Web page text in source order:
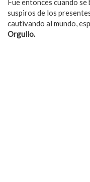
Fue entonces cuando
suspiros de los
cautivando al mundo,
Orgullo.